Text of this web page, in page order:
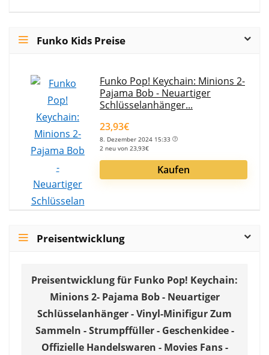
Funko Kids Preise
Funko Pop! Keychain: Minions 2-
Pajama Bob - Neuartiger
Schlüsselanhänger...
23,93€
8. Dezember 2024 15:33
2 neu von 23,93€
Kaufen
Preisentwicklung
Preisentwicklung für Funko Pop! Keychain:
Minions 2- Pajama Bob - Neuartiger
Schlüsselanhänger - Vinyl-Minifigur Zum
Sammeln - Strumpffüller - Geschenkidee -
Offizielle Handelswaren - Movies Fans -